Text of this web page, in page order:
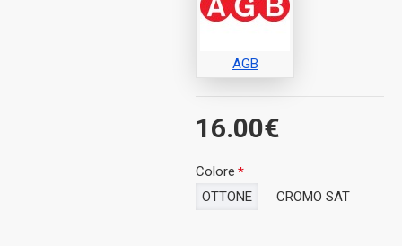
16.00€
AGB
Colore
OTTONE
CROMO SAT